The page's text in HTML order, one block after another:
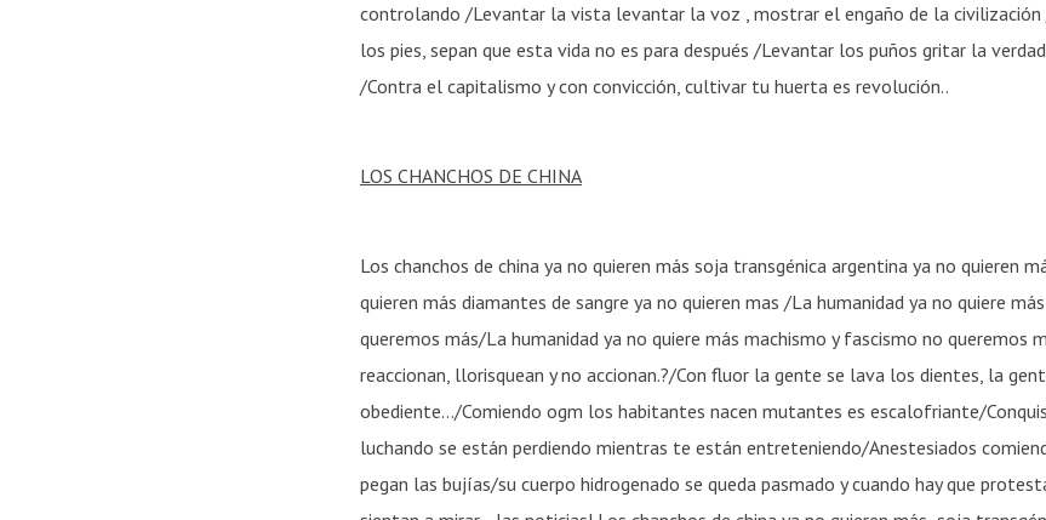
controlando /Levantar la vista levantar la voz , mostrar el engaño de la
los pies, sepan que esta vida no es para después /Levantar los puños gritar la
/Contra el capitalismo y con convicción, cultivar tu huerta es revolución..
LOS CHANCHOS DE CHINA
Los chanchos de china ya no quieren más soja transgénica argentina ya no quieren
quieren más diamantes de sangre ya no quieren mas /La humanidad ya no quiere
queremos más/La humanidad ya no quiere más machismo y fascismo no queremos
reaccionan, llorisquean y no accionan.?/Con fluor la gente se lava los dientes, la
obediente…/Comiendo ogm los habitantes nacen mutantes es escalofriante/
luchando se están perdiendo mientras te están entreteniendo/Anestesiados
pegan las bujías/su cuerpo hidrogenado se queda pasmado y cuando hay que